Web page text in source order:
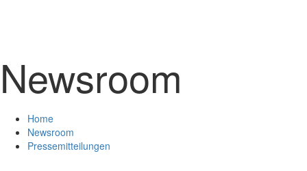
Newsroom
Home
Newsroom
Pressemitteilungen